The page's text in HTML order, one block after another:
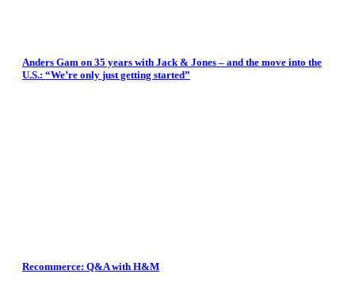
Anders Gam on 35 years with Jack & Jones – and the move into the
U.S.: “We’re only just getting started”
Recommerce: Q&A with H&M